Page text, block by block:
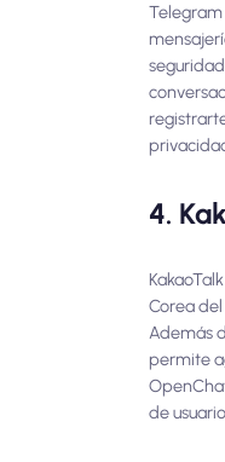
4.
Corea
Además
permite
de